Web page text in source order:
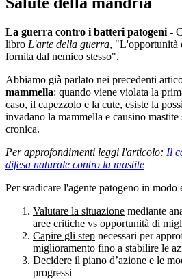
La guerra contro i batteri patogeni -
libro L'arte della guerra, "L'opportunità
fornita dal nemico stesso".
Abbiamo già parlato nei precedenti
mammella: quando viene violata la
caso, il capezzolo e la cute, esiste la
invadano la mammella e causino
cronica.
Per approfondimenti leggi l'articolo: Il
difesa naturale contro la mastite
Per sradicare l'agente patogeno in modo
Valutare la situazione mediante
aree critiche vs opportunità di
Capire gli step necessari per
miglioramento fino a stabilire le
Decidere il piano d’azione e le
progressi